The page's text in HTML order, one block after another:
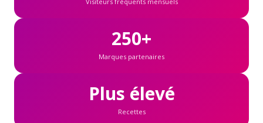
250+
Marques partenaires
Plus élevé
Recettes